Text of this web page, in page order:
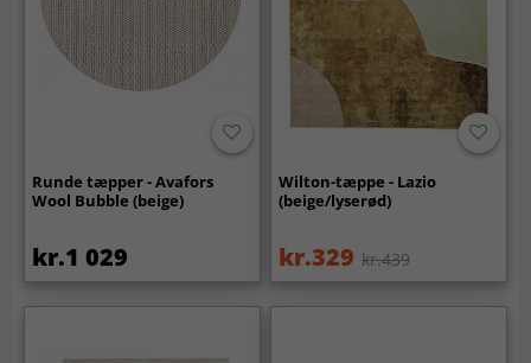
Runde tæpper - Avafors
Wool Bubble (beige)
kr.1 029
Wilton-tæppe - Lazio
(beige/lyserød)
kr.329 kr.439